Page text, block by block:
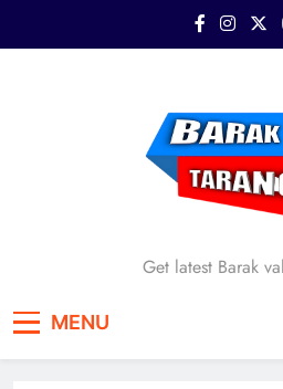
Barak
Get latest Barak
MENU